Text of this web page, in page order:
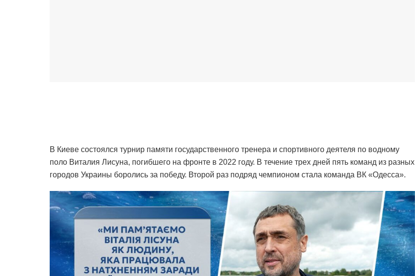
В Киеве состоялся турнир памяти государственного тренера и спортивного деятеля по водному
поло Виталия Лисуна, погибшего на фронте в 2022 году. В течение трех дней пять команд из разных
городов Украины боролись за победу. Второй раз подряд чемпионом стала команда ВК «Одесса».